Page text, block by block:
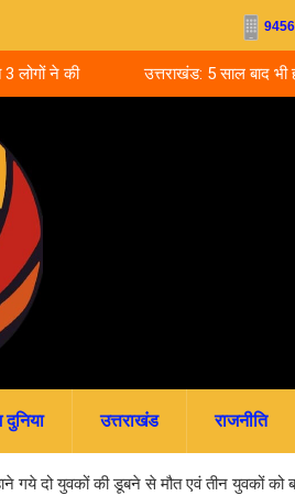
भी हाईस्कूल प्रधानाध्यापकों का नहीं हुआ
शिक्षकों की पदोन्नति अटकी
उत्तराखंड राजनीति
गये दो युवकों की डूबने से मौत एवं तीन युवकों को